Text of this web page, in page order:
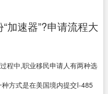
加速器”?申请流程大
程中,职业移民申请人有两种选
方式是在美国境内提交I-485